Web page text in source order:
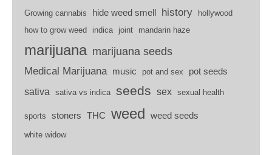
Growing cannabis hide weed smell history
hollywood
how to grow weed
indica joint mandarin haze
marijuana marijuana seeds
Medical Marijuana
music pot and sex pot seeds
sativa sativa vs indica seeds sex sexual health
sports stoners THC weed weed seeds
white widow